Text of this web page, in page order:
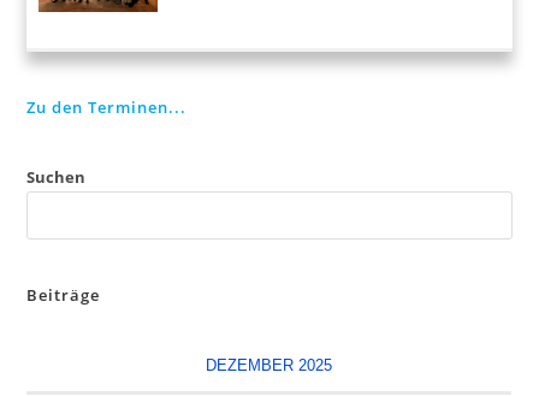
Zu den Terminen...
Suchen
Beiträge
DEZEMBER 2025